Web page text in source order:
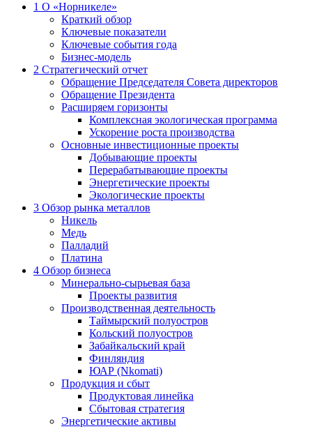
1 О «Норникеле»
Краткий обзор
Ключевые показатели
Ключевые события года
Бизнес-модель
2 Стратегический отчет
Обращение Председателя Совета директоров
Обращение Президента
Расширяем горизонты
Комплексная экологическая программа
Ускорение роста производства
Основные инвестиционные проекты
Добывающие проекты
Перерабатывающие проекты
Энергетические проекты
Экологические проекты
3 Обзор рынка металлов
Никель
Медь
Палладий
Платина
4 Обзор бизнеса
Минерально-сырьевая база
Проекты развития
Производственная деятельность
Таймырский полуостров
Кольский полуостров
Забайкальский край
Финляндия
ЮАР (Nkomati)
Продукция и сбыт
Продуктовая линейка
Сбытовая стратегия
Энергетические активы